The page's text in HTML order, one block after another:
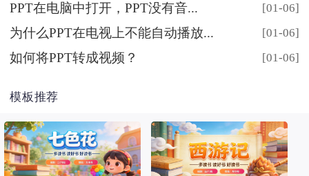
[01-06]
PPT在电脑中打开，PPT没有音...
[01-06]
为什么PPT在电视上不能自动播放...
[01-06]
如何将PPT转成视频？
模板推荐